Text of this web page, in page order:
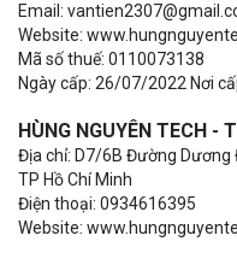
Email:
Website:
Mã số thuế: 0110073138
Ngày cấp: 26/07/2022 Nơi
HÙNG NGUYÊN TECH -
Địa chỉ: D7/6B Đường Dương
TP Hồ Chí Minh
Điện thoại: 0934616395
Website: